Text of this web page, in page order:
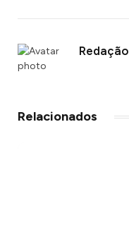
Redação
Relacionados